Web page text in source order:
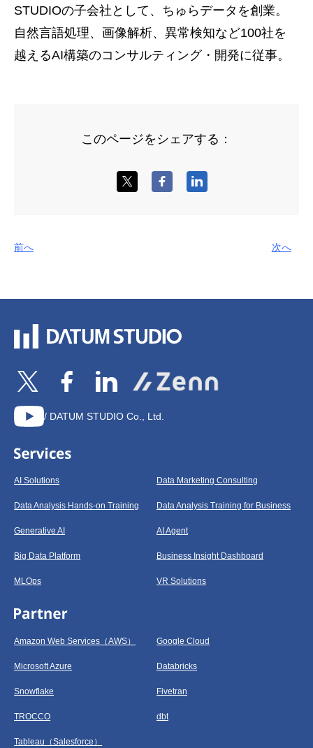
STUDIOの子会社として、ちゅらデータを創業。
自然言語処理、画像解析、異常検知など100社を
越えるAI構築のコンサルティング・開発に従事。
このページをシェアする：
前へ 次へ
/ DATUM STUDIO Co., Ltd.
AI Solutions Data Marketing Consulting
Data Analysis Hands-on Training Data Analysis Training for Business
Generative AI AI Agent
Big Data Platform Business Insight Dashboard
MLOps VR Solutions
Amazon Web Services（AWS） Google Cloud
Microsoft Azure Databricks
Snowflake Fivetran
TROCCO dbt
Tableau（Salesforce）